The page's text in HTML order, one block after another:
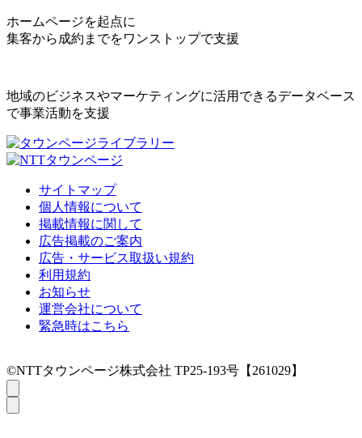
ホームページを起点に
集客から成約までをワンストップで支援
地域のビジネスやマーケティングに活用できるデータベース
で事業活動を支援
サイトマップ
個人情報について
掲載情報に関して
広告掲載のご案内
広告・サービス取扱い規約
利用規約
お知らせ
運営会社について
緊急時はこちら
©NTTタウンページ株式会社 TP25-193号【261029】